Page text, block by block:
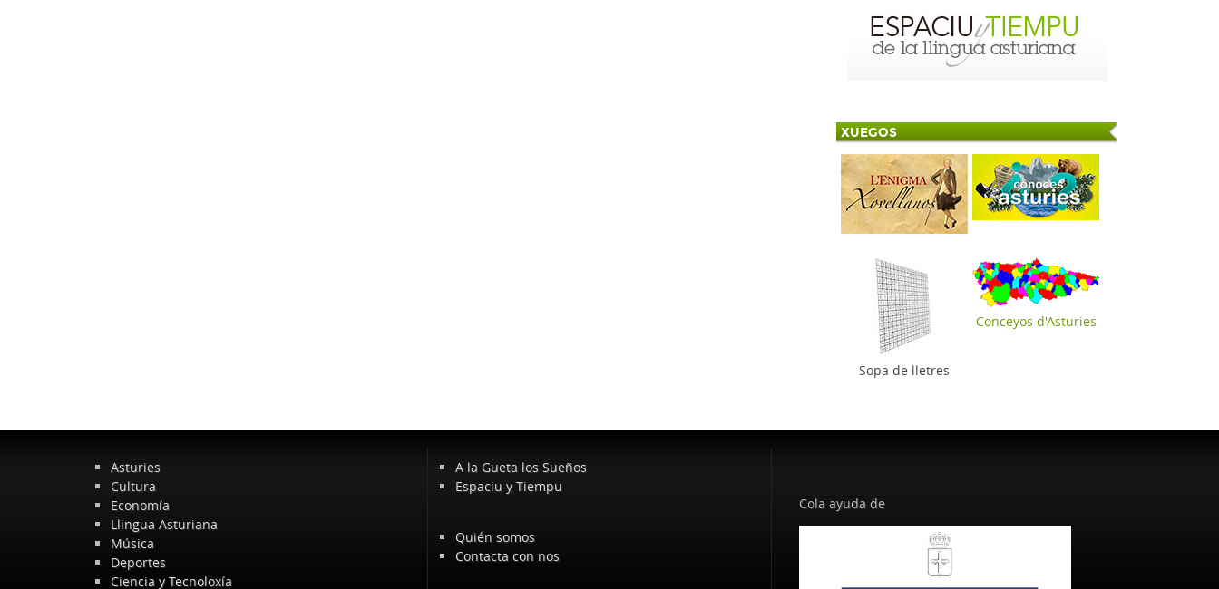
XUEGOS
Sopa de lletres
Conceyos d'Asturies
Asturies
Cultura
Economía
Llingua Asturiana
Música
Deportes
Ciencia y Tecnoloxía
A la Gueta los Sueños
Espaciu y Tiempu
Quién somos
Contacta con nos
Cola ayuda de